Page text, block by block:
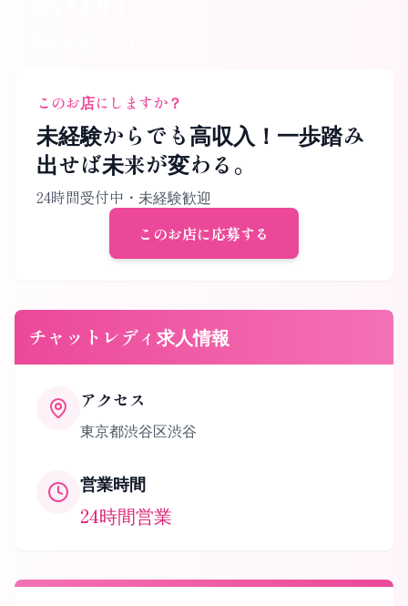
このお店にしますか？
未経験からでも高収入！一歩踏み
出せば未来が変わる。
24時間受付中・未経験歓迎
このお店に応募する
チャットレディ求人情報
アクセス
東京都渋谷区渋谷
営業時間
24時間営業